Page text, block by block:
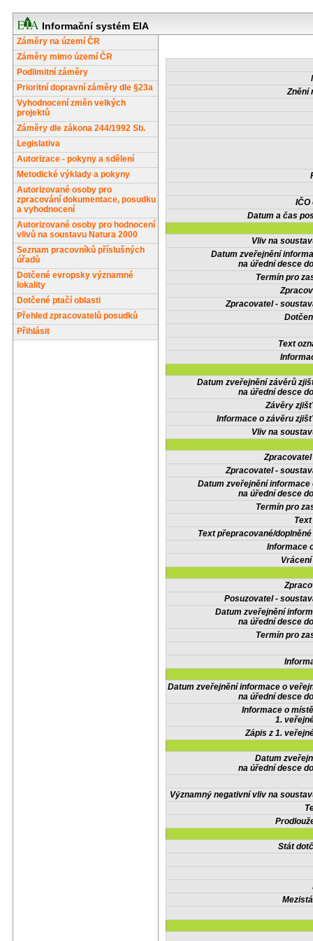
Informační systém EIA
Záměry na území ČR
Záměry mimo území ČR
Podlimitní záměry
Prioritní dopravní záměry dle §23a
Vyhodnocení změn velkých
projektů
Záměry dle zákona 244/1992 Sb.
Legislativa
Autorizace - pokyny a sdělení
Metodické výklady a pokyny
Autorizované osoby pro
zpracování dokumentace, posudku
a vyhodnocení
Autorizované osoby pro hodnocení
vlivů na soustavu Natura 2000
Seznam pracovníků příslušných
úřadů
Dotčené evropsky významné
lokality
Dotčené ptačí oblasti
Přehled zpracovatelů posudků
Přihlásit
Znění
IČO
Datum a čas
Vliv na
Datum zveřejnění
na úřední desce
Termín pro
Zpracovatel -
Text
Datum zveřejnění závěrů
na úřední desce
Závěry
Informace o závěru
Vliv na
Zpracovatel -
Datum zveřejnění informace
na úřední desce
Termín pro
Text přepracované/
Informace
Posuzovatel -
Datum zveřejnění
na úřední desce
Termín pro
Datum zveřejnění informace o
na úřední desce
Informace o
1.
Zápis z 1.
Datum
na úřední desce
Významný negativní vliv na
Stát